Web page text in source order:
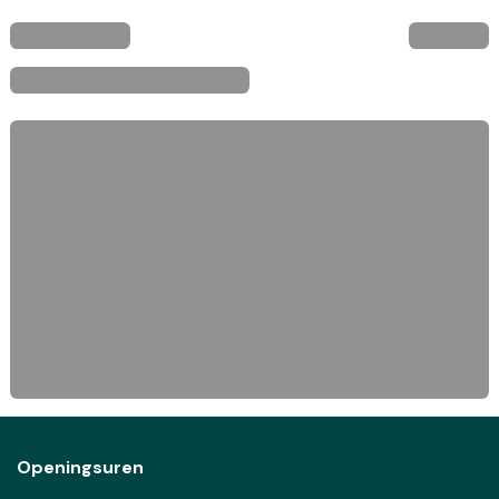
Openingsuren